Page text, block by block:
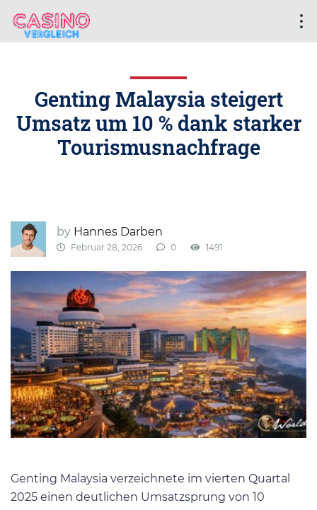
Genting Malaysia steigert
Umsatz um 10 % dank starker
Tourismusnachfrage
by Hannes Darben
Februar 28, 2026 0 1491
Genting Malaysia verzeichnete im vierten Quartal
2025 einen deutlichen Umsatzsprung von 10